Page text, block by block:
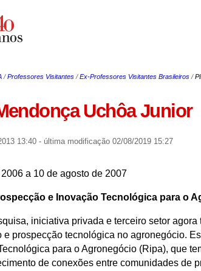
/Professores Visitantes /Ex-Professores Visitantes Brasileiros /
Uchôa Junior
13:40 - última modificação02/08/2019 15:27
a 10 de agosto de 2007
e Inovação Tecnológica para o
iniciativa privada e terceiro setor
e prospecção tecnológica no agronegócio.
para o Agronegócio (Ripa), que
de conexões entre comunidades de